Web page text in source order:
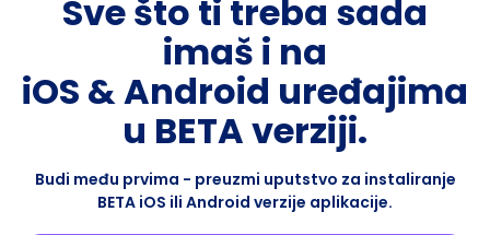
Sve što ti treba sada
imaš i na
iOS & Android uređajima
u BETA verziji.
Budi među prvima - preuzmi uputstvo za instaliranje
BETA iOS ili Android verzije aplikacije.